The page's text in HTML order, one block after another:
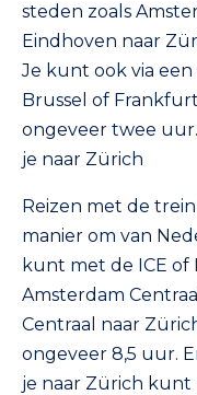
steden zoals
Eindhoven naar
Je kunt ook via
Brussel of
ongeveer twee
je naar Zürich
Reizen met de
manier om van
kunt met de ICE
Amsterdam
Centraal naar
ongeveer 8,5 uur.
je naar Zürich kunt